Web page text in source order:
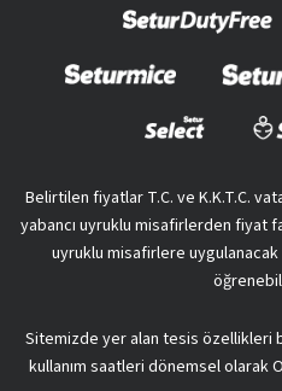
Belirtilen fiyatlar T.C. ve K.K.T.C.
yabancı uyruklu misafirlerden fiyat
uyruklu misafirlere
Sitemizde yer alan tesis özellikleri
kullanım saatleri dönemsel olarak